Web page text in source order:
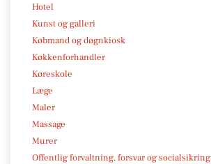
Hotel
Kunst og galleri
Købmand og døgnkiosk
Køkkenforhandler
Køreskole
Læge
Maler
Massage
Murer
Offentlig forvaltning, forsvar og socialsikring